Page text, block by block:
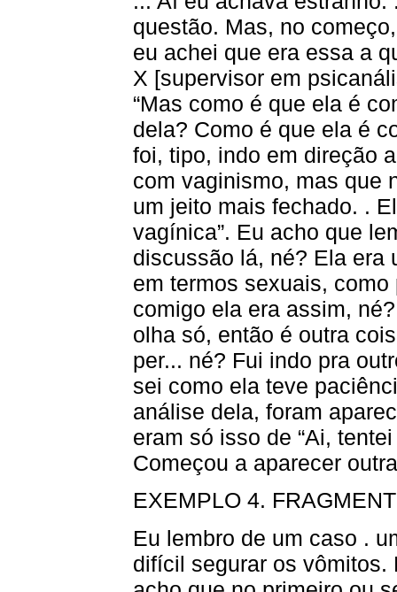
questão. Mas, no
eu achei que era essa a
X [supervisor em
“Mas como é que ela é
dela? Como é que ela é
foi, tipo, indo em direção
com vaginismo, mas que
um jeito mais fechado. .
vagínica”. Eu acho que
discussão lá, né? Ela era
em termos sexuais,
comigo ela era assim,
olha só, então é outra
per... né? Fui indo pra
sei como ela teve
análise dela, foram
eram só isso de “Ai,
Começou a aparecer
EXEMPLO 4.
Eu lembro de um caso .
difícil segurar os